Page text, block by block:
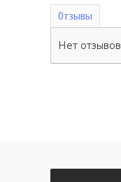
Отзывы
Нет отзывов